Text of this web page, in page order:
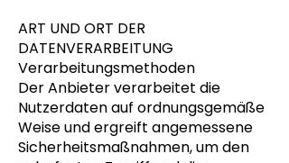
ART UND ORT DER
DATENVERARBEITUNG
Verarbeitungsmethoden
Der Anbieter verarbeitet die
Nutzerdaten auf ordnungsgemäße
Weise und ergreift angemessene
Sicherheitsmaßnahmen, um den